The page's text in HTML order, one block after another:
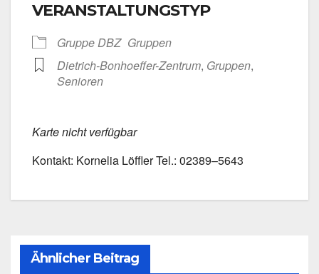
VERANSTALTUNGSTYP
Grup­pe DBZ Grup­pen
Dietrich-Bonhoeffer-Zentrum, Grup­pen,
Senio­ren
Kar­te nicht ver­füg­bar
Kon­takt: Kor­ne­lia Löff­ler Tel.: 02389–5643
Ähnlicher Beitrag